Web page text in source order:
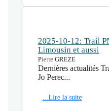
2025-10-12: Trail
Limousin et aussi
Pierre GREZE
Dernières actualités
Jo Perec...
...Lire la suite